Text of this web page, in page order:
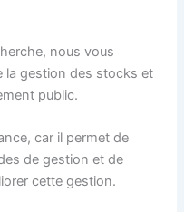
nous vous
la gestion des stocks et
public.
car il permet de
de gestion et de
cette gestion.